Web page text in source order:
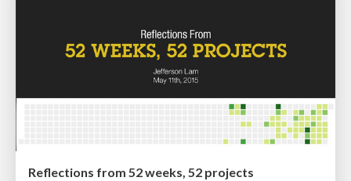
Reflections from 52 weeks, 52 projects